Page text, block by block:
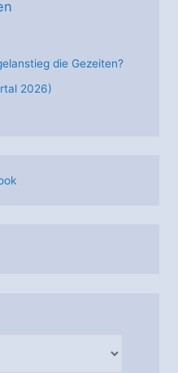
die Gezeiten?
2026)